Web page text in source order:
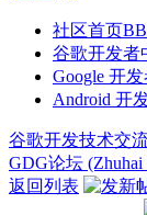
社区首页
谷歌开发者
Google 开
Android 开
谷歌开发技术交
GDG论坛 (Zhuhai
返回列表